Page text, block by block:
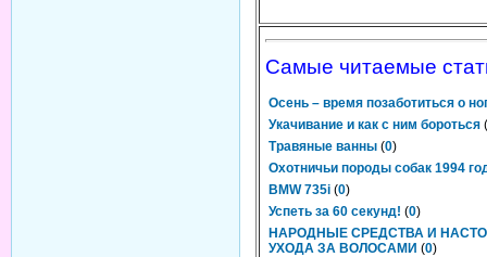
Самые читаемые
Осень – время позаботиться о
Укачивание и как с ним бороться (
Травяные ванны (0)
Охотничьи породы собак 1994
BMW 735i (0)
Успеть за 60 секунд! (0)
НАРОДНЫЕ СРЕДСТВА И
УХОДА ЗА ВОЛОСАМИ (0)